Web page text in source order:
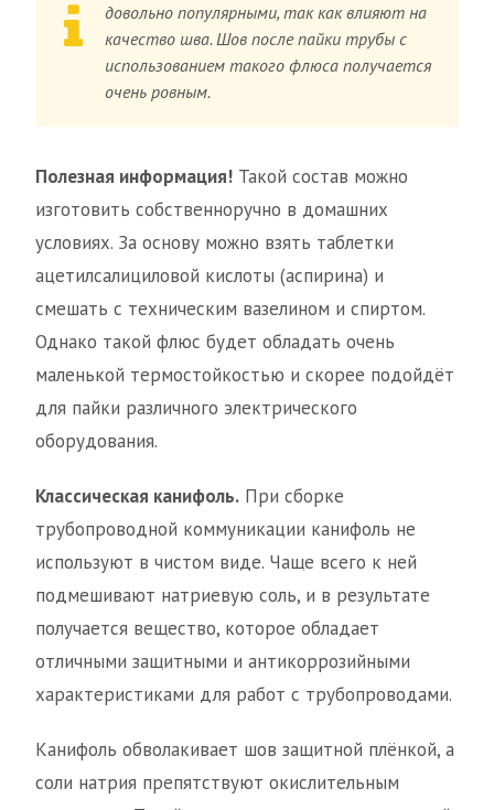
довольно популярными, так как влияют на
качество шва. Шов после пайки трубы с
использованием такого флюса получается
очень ровным.
Полезная информация! Такой состав можно
изготовить собственноручно в домашних
условиях. За основу можно взять таблетки
ацетилсалициловой кислоты (аспирина) и
смешать с техническим вазелином и спиртом.
Однако такой флюс будет обладать очень
маленькой термостойкостью и скорее подойдёт
для пайки различного электрического
оборудования.
Классическая канифоль. При сборке
трубопроводной коммуникации канифоль не
используют в чистом виде. Чаще всего к ней
подмешивают натриевую соль, и в результате
получается вещество, которое обладает
отличными защитными и антикоррозийными
характеристиками для работ с трубопроводами.
Канифоль обволакивает шов защитной плёнкой, а
соли натрия препятствуют окислительным